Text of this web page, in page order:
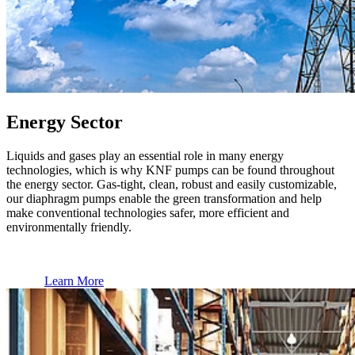
Energy Sector
Liquids and gases play an essential role in many energy
technologies, which is why KNF pumps can be found throughout
the energy sector. Gas-tight, clean, robust and easily customizable,
our diaphragm pumps enable the green transformation and help
make conventional technologies safer, more efficient and
environmentally friendly.
Learn More